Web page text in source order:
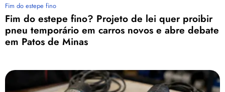
Fim do estepe fino
Fim do estepe fino? Projeto de lei quer proibir
pneu temporário em carros novos e abre debate
em Patos de Minas